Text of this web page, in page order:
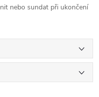
nebo sundat při ukončení